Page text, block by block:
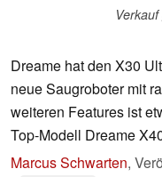
Dreame hat den X30
neue Saugroboter mit
weiteren Features ist
Top-Modell Dreame
Marcus Schwarten,